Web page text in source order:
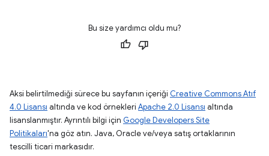
Bu size yardımcı oldu mu?
Aksi belirtilmediği sürece bu sayfanın içeriği Creative Commons Atıf
4.0 Lisansı altında ve kod örnekleri Apache 2.0 Lisansı altında
lisanslanmıştır. Ayrıntılı bilgi için Google Developers Site
Politikaları'na göz atın. Java, Oracle ve/veya satış ortaklarının
tescilli ticari markasıdır.